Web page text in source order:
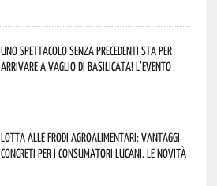
Uno spettacolo senza precedenti sta per
arrivare a Vaglio di Basilicata! L’evento
Lotta alle frodi agroalimentari: vantaggi
concreti per i consumatori lucani. Le novità